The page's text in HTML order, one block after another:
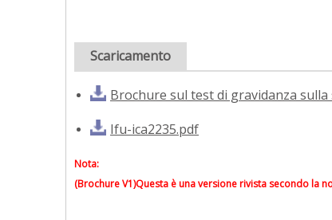
Scaricamento
Brochure sul test di gravidanza sulla
Ifu-ica2235.pdf
Nota:
(Brochure V1)Questa è una versione rivista secondo la